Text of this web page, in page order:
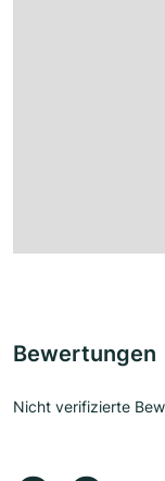
Bewertungen
Nicht verifizierte